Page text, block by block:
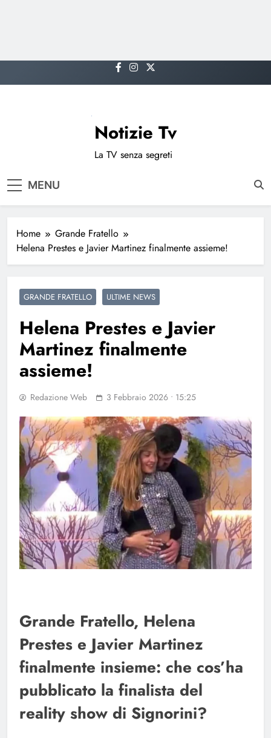
to
Notizie Tv
La TV senza segreti
MENU
Home
Grande Fratello
Helena Prestes e Javier Martinez finalmente assieme!
GRANDE FRATELLO ULTIME NEWS
Helena Prestes e Javier
Martinez finalmente
assieme!
Redazione Web 3 Febbraio 2026 • 15:25
Grande Fratello, Helena
Prestes e Javier Martinez
finalmente insieme: che cos’ha
pubblicato la finalista del
reality show di Signorini?